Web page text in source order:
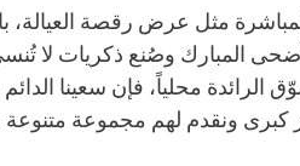
مثل عرض رقصة العيالة،
الأضحى المبارك وصُنع ذكريات لا
الرائدة محلياً، فإن سعينا
كبرى ونقدم لهم مجموعة